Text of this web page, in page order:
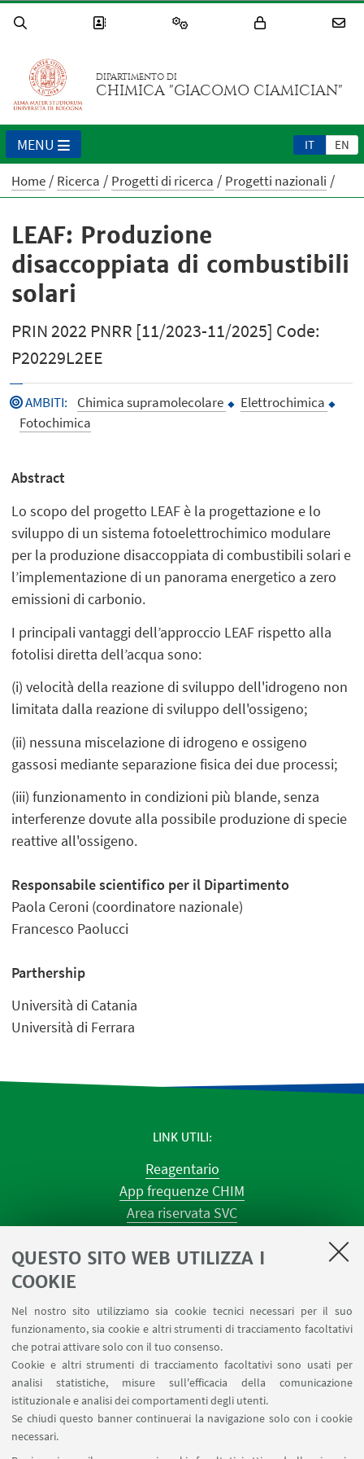
QUESTO SITO WEB UTILIZZA I
COOKIE
Nel nostro sito utilizziamo sia cookie tecnici necessari per il suo
funzionamento, sia cookie e altri strumenti di tracciamento facoltativi
che potrai attivare solo con il tuo consenso.
Cookie e altri strumenti di tracciamento facoltativi sono usati per
analisi statistiche, misure sull'efficacia della comunicazione
istituzionale e analisi dei comportamenti degli utenti.
Se chiudi questo banner continuerai la navigazione solo con i cookie
necessari.
DIPARTIMENTO DI
CHIMICA "GIACOMO CIAMICIAN"
IT EN
MENU
Home Ricerca Progetti di ricerca Progetti nazionali
LEAF: Produzione
disaccoppiata di combustibili
solari
PRIN 2022 PNRR [11/2023-11/2025] Code:
P20229L2EE
AMBITI: Chimica supramolecolare
Elettrochimica
Fotochimica
Abstract
Lo scopo del progetto LEAF è la progettazione e lo
sviluppo di un sistema fotoelettrochimico modulare
per la produzione disaccoppiata di combustibili solari e
l’implementazione di un panorama energetico a zero
emissioni di carbonio.
I principali vantaggi dell’approccio LEAF rispetto alla
fotolisi diretta dell’acqua sono:
(i) velocità della reazione di sviluppo dell'idrogeno non
limitata dalla reazione di sviluppo dell'ossigeno;
(ii) nessuna miscelazione di idrogeno e ossigeno
gassosi mediante separazione fisica dei due processi;
(iii) funzionamento in condizioni più blande, senza
interferenze dovute alla possibile produzione di specie
reattive all'ossigeno.
Responsabile scientifico per il Dipartimento
Paola Ceroni (coordinatore nazionale)
Francesco Paolucci
Parthership
Università di Catania
Università di Ferrara
LINK UTILI
Reagentario
App frequenze CHIM
Area riservata SVC
Prenotazione spazi e Riunioni
Dismissione beni
Segnala un evento
SEGUI IL DIPARTIMENTO SU: